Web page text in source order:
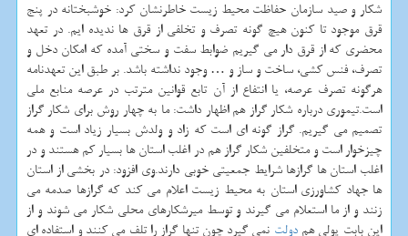
شكار و صید سازمان حفاظت محیط زیست خاطرنشان كرد: خوشبختانه در پنج
قرق موجود تا كنون هیچ گونه تصرف و تخلفی از قرق ها ندیده ایم. در تعهد
محضری كه از قرق دار می گیریم ضوابط سفت و سختی آمده كه امكان دخل و
تصرف، فنس كشی، ساخت و ساز و … وجود نداشته باشد. بر طبق این تعهدنامه
هرگونه تصرف عرصه، یا انتفاع از آن تابع قوانین مترتب در عرصه منابع ملی
است.تیموری درباره شكار گراز هم اظهار داشت: ما به چهار روش برای شكار گراز
تصمیم می گیریم. گراز گونه ای است كه زاد و ولدش بسیار زیاد است و همه
چیزخوار است و متخلفین شكار گراز هم در اغلب استان ها بسیار كم هستند و در
اغلب استان ها گرازها شرایط جمعیتی خوبی دارند.وی افزود: در بخشی از استان
ها جهاد كشاورزی استان به محیط زیست اعلام می كند كه گرازها صدمه می
زنند و از ما استعلام می گیرند و توسط میرشكارهای محلی شكار می شوند و از
این بابت پولی همدولت نمی گیرد چون تنها گراز را تلف می كنند و استفاده ای